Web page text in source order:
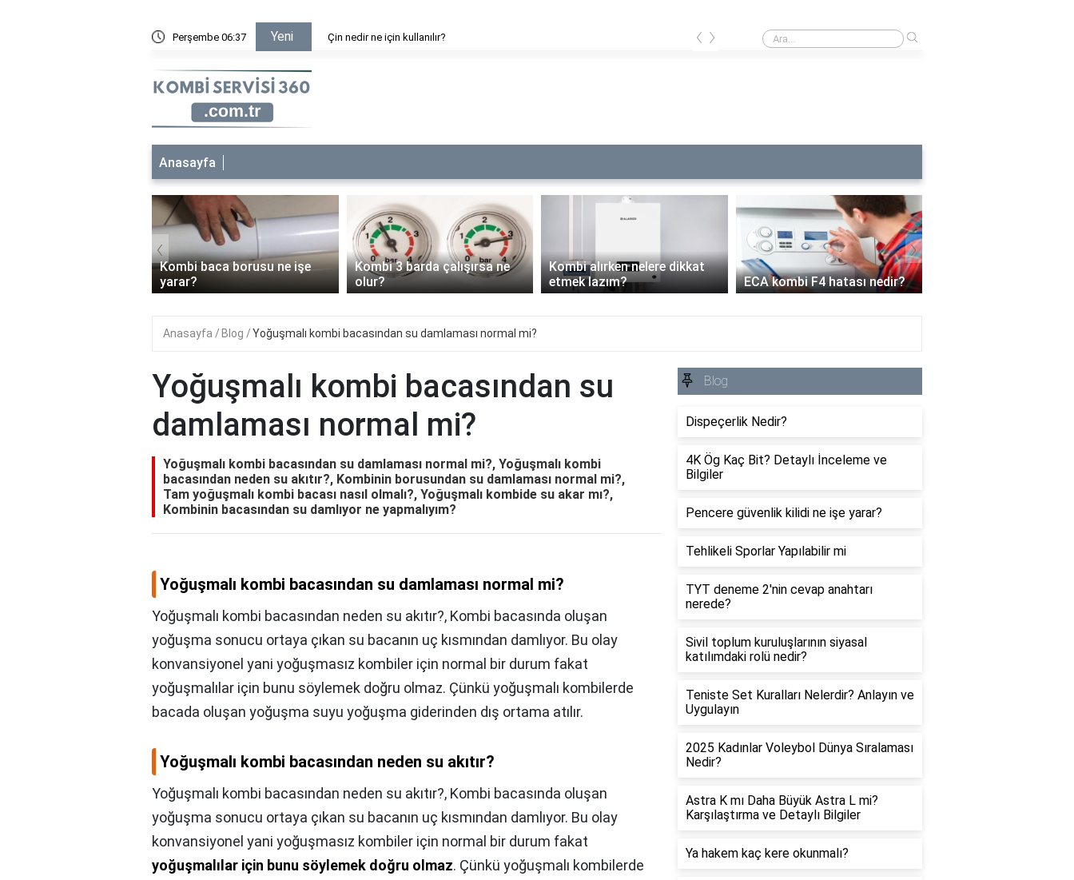
Perşembe 06:37 Yeni Çin nedir ne için kullanılır? Çin nedir ne için kullanılır?
‹ ›
Anasayfa
Kombi baca borusu ne işe
yarar?
Kombi 3 barda çalışırsa ne
olur?
Kombi alırken nelere dikkat
etmek lazım?
ECA kombi F4 hatası nedir?
‹ ›
Anasayfa Blog Yoğuşmalı kombi bacasından su damlaması normal mi?
Yoğuşmalı kombi bacasından su
damlaması normal mi?
Yoğuşmalı kombi bacasından su damlaması normal mi?, Yoğuşmalı kombi
bacasından neden su akıtır?, Kombinin borusundan su damlaması normal mi?,
Tam yoğuşmalı kombi bacası nasıl olmalı?, Yoğuşmalı kombide su akar mı?,
Kombinin bacasından su damlıyor ne yapmalıyım?
Yoğuşmalı kombi bacasından su damlaması normal mi?
Yoğuşmalı kombi bacasından neden su akıtır?, Kombi bacasında oluşan
yoğuşma sonucu ortaya çıkan su bacanın uç kısmından damlıyor. Bu olay
konvansiyonel yani yoğuşmasız kombiler için normal bir durum fakat
yoğuşmalılar için bunu söylemek doğru olmaz. Çünkü yoğuşmalı kombilerde
bacada oluşan yoğuşma suyu yoğuşma giderinden dış ortama atılır.
Yoğuşmalı kombi bacasından neden su akıtır?
Yoğuşmalı kombi bacasından neden su akıtır?, Kombi bacasında oluşan
yoğuşma sonucu ortaya çıkan su bacanın uç kısmından damlıyor. Bu olay
konvansiyonel yani yoğuşmasız kombiler için normal bir durum fakat
yoğuşmalılar için bunu söylemek doğru olmaz. Çünkü yoğuşmalı kombilerde
Blog
Dispeçerlik Nedir?
4K Ög Kaç Bit? Detaylı İnceleme ve
Bilgiler
Pencere güvenlik kilidi ne işe yarar?
Tehlikeli Sporlar Yapılabilir mi
TYT deneme 2'nin cevap anahtarı
nerede?
Sivil toplum kuruluşlarının siyasal
katılımdaki rolü nedir?
Teniste Set Kuralları Nelerdir? Anlayın ve
Uygulayın
2025 Kadınlar Voleybol Dünya Sıralaması
Nedir?
Astra K mı Daha Büyük Astra L mi?
Karşılaştırma ve Detaylı Bilgiler
Ya hakem kaç kere okunmalı?